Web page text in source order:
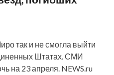
так и не смогла выйти
Штатах. СМИ
на 23 апреля. NEWS.ru